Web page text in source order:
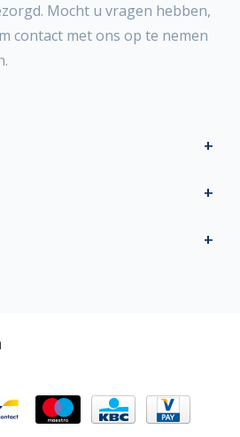
Mocht u vragen hebben,
contact met ons op te nemen